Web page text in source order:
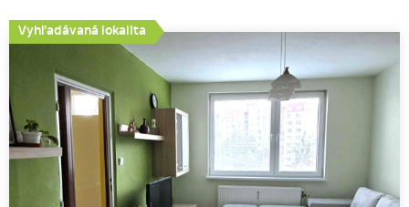
Vyhľadávaná lokalita